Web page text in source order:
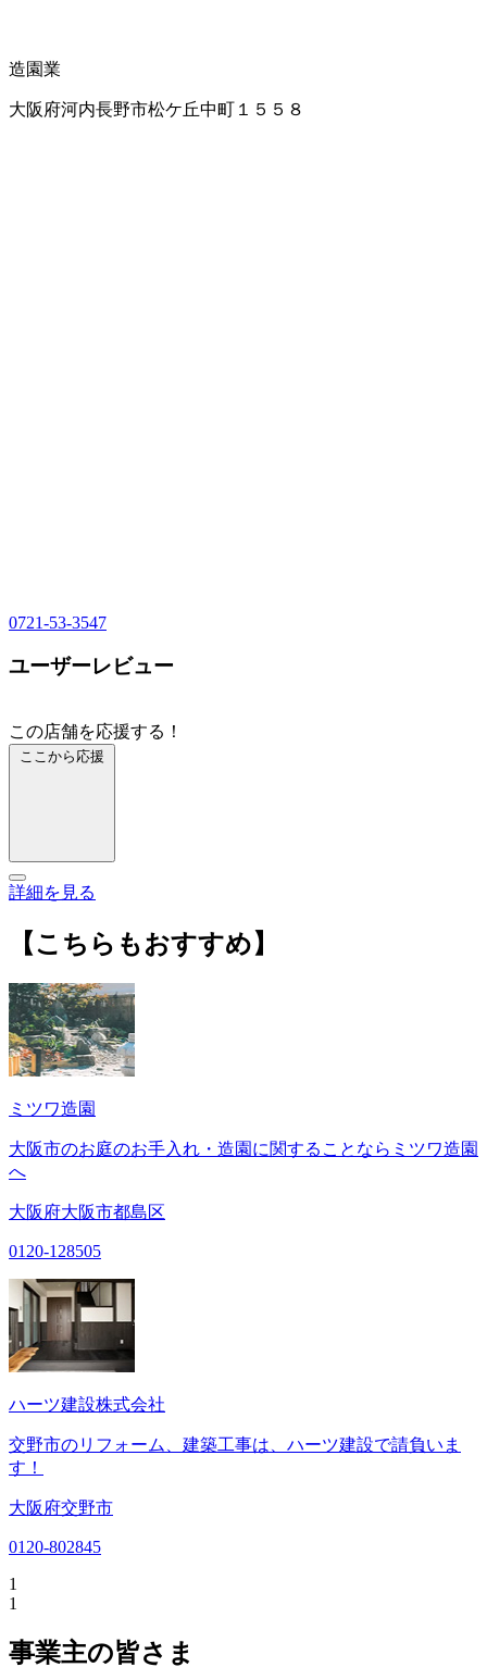
造園業
大阪府河内長野市松ケ丘中町１５５８
0721-53-3547
ユーザーレビュー
この店舗を応援する！
ここから応援
詳細を見る
【こちらもおすすめ】
ミツワ造園
大阪市のお庭のお手入れ・造園に関することならミツワ造園
へ
大阪府大阪市都島区
0120-128505
ハーツ建設株式会社
交野市のリフォーム、建築工事は、ハーツ建設で請負いま
す！
大阪府交野市
0120-802845
1
1
事業主の皆さま